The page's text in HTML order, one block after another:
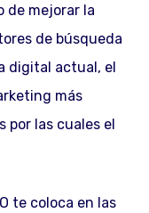
de mejorar la
de búsqueda
digital actual, el
más
las cuales el
te coloca en las